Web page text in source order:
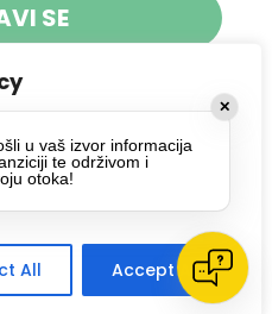
browsing experience,
and analyze our
you consent to our use
All Accept All
SE
suglasnost za
Otoka te se
✕
u vaš izvor informacija
te održivom i
otoka!